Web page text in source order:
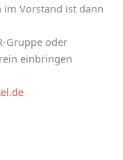
im Vorstand ist dann
Gruppe oder
einbringen